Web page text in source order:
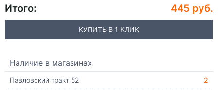
Итого: 445 руб.
КУПИТЬ В 1 КЛИК
Наличие в магазинах
Павловский тракт 52
2